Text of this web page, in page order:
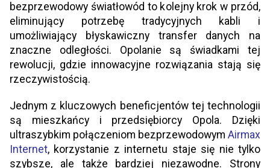
bezprzewodowy światłowód to kolejny krok w przód,
eliminujący potrzebę tradycyjnych kabli i
umożliwiający błyskawiczny transfer danych na
znaczne odległości. Opolanie są świadkami tej
rewolucji, gdzie innowacyjne rozwiązania stają się
rzeczywistością.
Jednym z kluczowych beneficjentów tej technologii
są mieszkańcy i przedsiębiorcy Opola. Dzięki
ultraszybkim połączeniom bezprzewodowym Airmax
Internet, korzystanie z internetu staje się nie tylko
szybsze, ale także bardziej niezawodne. Strony